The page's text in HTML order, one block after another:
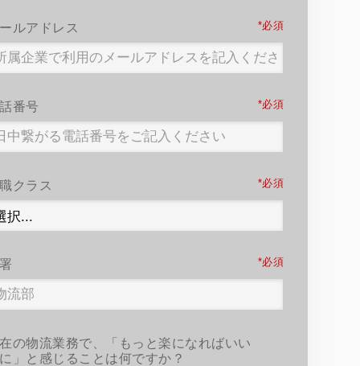
*
ルアドレス
*
番号
*
クラス
*
の物流業務で、「もっと楽になればいい
」と感じることは何ですか？